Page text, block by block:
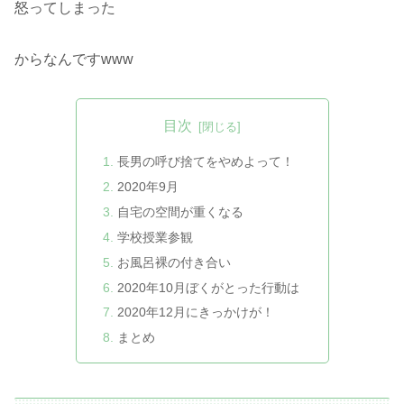
怒ってしまった
からなんですwww
目次
長男の呼び捨てをやめよって！
2020年9月
自宅の空間が重くなる
学校授業参観
お風呂裸の付き合い
2020年10月ぼくがとった行動は
2020年12月にきっかけが！
まとめ